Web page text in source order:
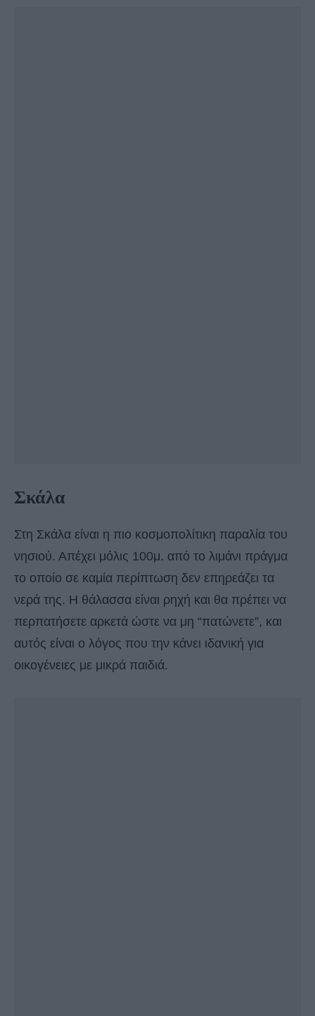
Σκάλα
Στη Σκάλα είναι η πιο κοσμοπολίτικη παραλία του
νησιού. Απέχει μόλις 100μ. από το λιμάνι πράγμα
το οποίο σε καμία περίπτωση δεν επηρεάζει τα
νερά της. Η θάλασσα είναι ρηχή και θα πρέπει να
περπατήσετε αρκετά ώστε να μη “πατώνετε”, και
αυτός είναι ο λόγος που την κάνει ιδανική για
οικογένειες με μικρά παιδιά.